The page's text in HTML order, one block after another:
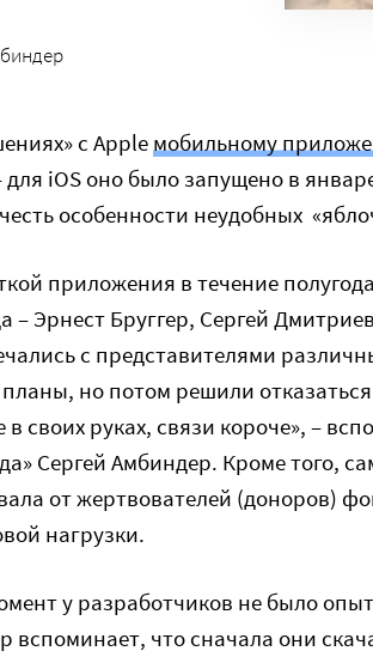
с Apple мобильному
iOS оно было запущено в
особенности неудобных
приложения в течение
– Эрнест Бруггер, Сергей
с представителями
но потом решили
в своих руках, связи короче», –
Сергей Амбиндер. Кроме того,
от жертвователей (доноров)
нагрузки.
у разработчиков не было
вспоминает, что сначала они